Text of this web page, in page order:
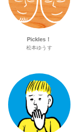
Pickles！
松本ゆうす